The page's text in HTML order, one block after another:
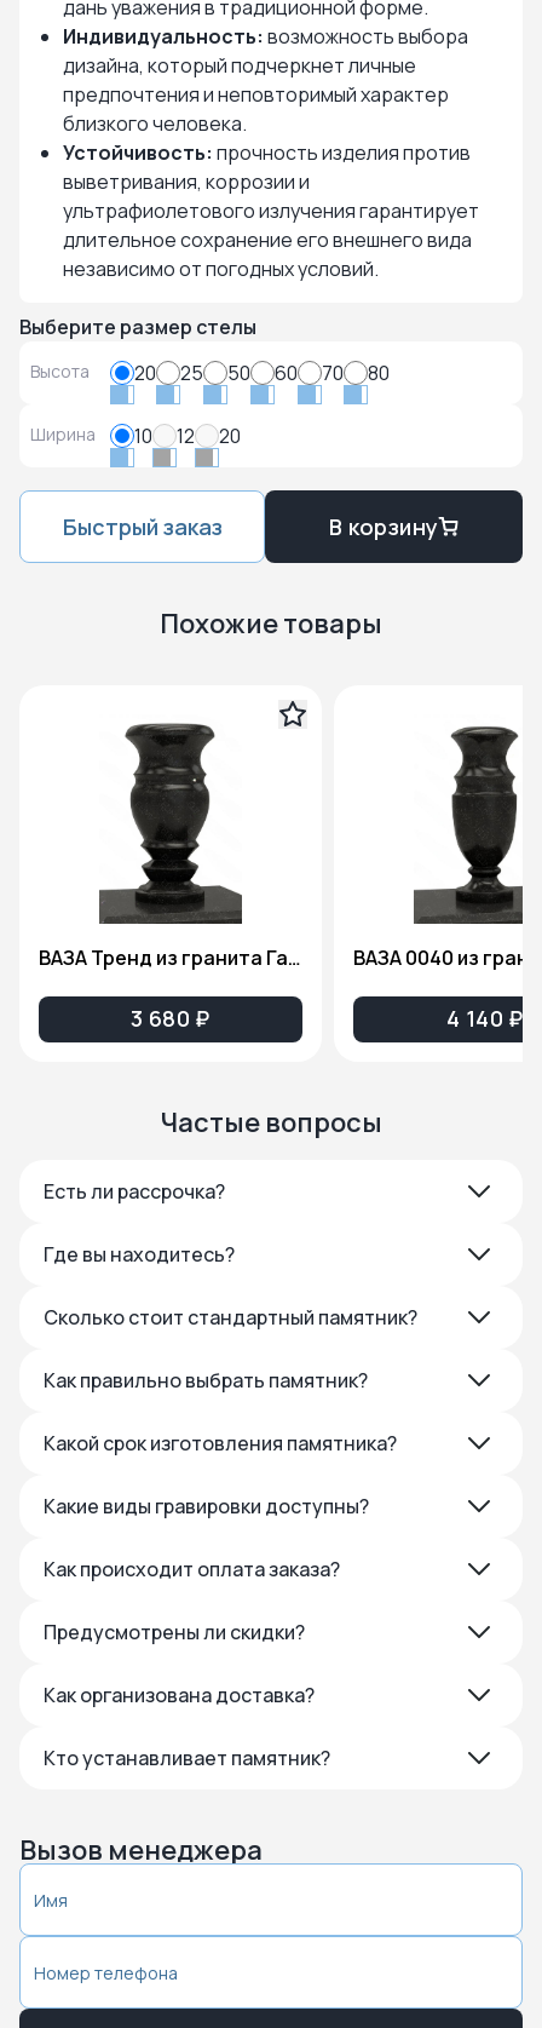
дань уважения в традиционной форме.
Индивидуальность: возможность выбора
дизайна, который подчеркнет личные
предпочтения и неповторимый характер
близкого человека.
Устойчивость: прочность изделия против
выветривания, коррозии и
ультрафиолетового излучения гарантирует
длительное сохранение его внешнего вида
независимо от погодных условий.
Выберите размер стелы
Высота 20 25 50 60 70 80
Ширина 10 12 20
Быстрый заказ В корзину
Похожие товары
ВАЗА Тренд из гранита Габбро Диабаз
3 680 ₽ 4 140 ₽
Частые вопросы
Есть ли рассрочка?
Где вы находитесь?
Сколько стоит стандартный памятник?
Как правильно выбрать памятник?
Какой срок изготовления памятника?
Какие виды гравировки доступны?
Как происходит оплата заказа?
Предусмотрены ли скидки?
Как организована доставка?
Кто устанавливает памятник?
Вызов менеджера